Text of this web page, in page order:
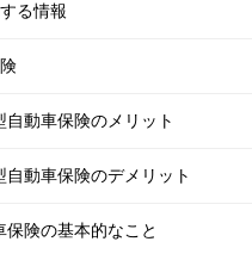
る情報
自動車保険のメリット
自動車保険のデメリット
保険の基本的なこと